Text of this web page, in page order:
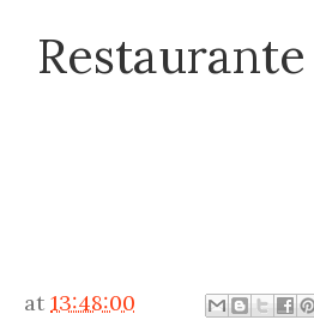
at 13:48:00